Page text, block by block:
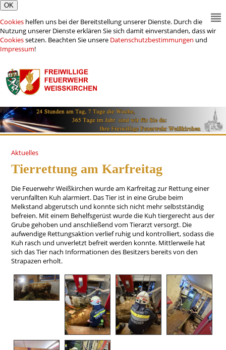
Cookies helfen uns bei der Bereitstellung unserer Dienste. Durch die
Nutzung unserer Dienste erklären Sie sich damit einverstanden, dass wir
Cookiessetzen. Beachten Sie unsere Datenschutzbestimmungen und
Impressum!
Aktuelles
Tierrettung am Karfreitag
Die Feuerwehr Weißkirchen wurde am Karfreitag zur Rettung einer
verunfallten Kuh alarmiert. Das Tier ist in eine Grube beim
Melkstand abgerutsch und konnte sich nicht mehr selbstständig
befreien. Mit einem Behelfsgerüst wurde die Kuh tiergerecht aus der
Grube gehoben und anschließend vom Tierarzt versorgt. Die
aufwendige Rettungsaktion verlief ruhig und kontrolliert, sodass die
Kuh rasch und unverletzt befreit werden konnte. Mittlerweile hat
sich das Tier nach Informationen des Besitzers bereits von den
Strapazen erholt.